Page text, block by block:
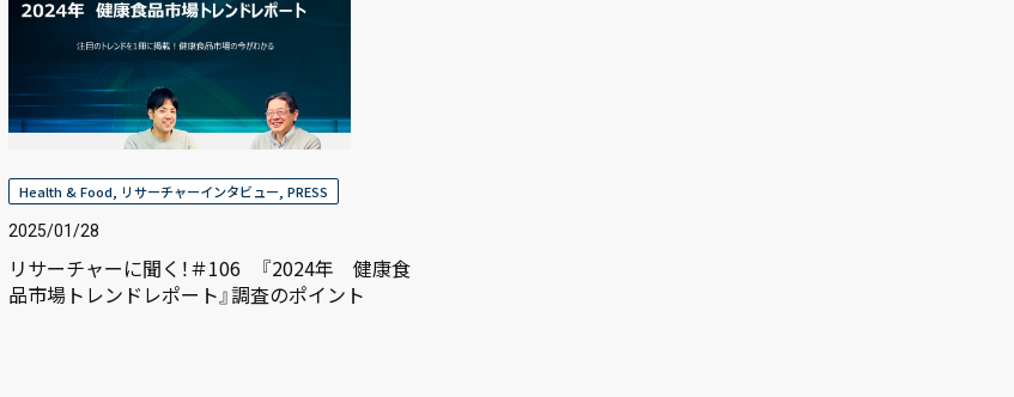
Health & Food リサーチャーインタビュー PRESS
2025/01/28
リサーチャーに聞く！＃106 『2024年 健康食
品市場トレンドレポート』調査のポイント